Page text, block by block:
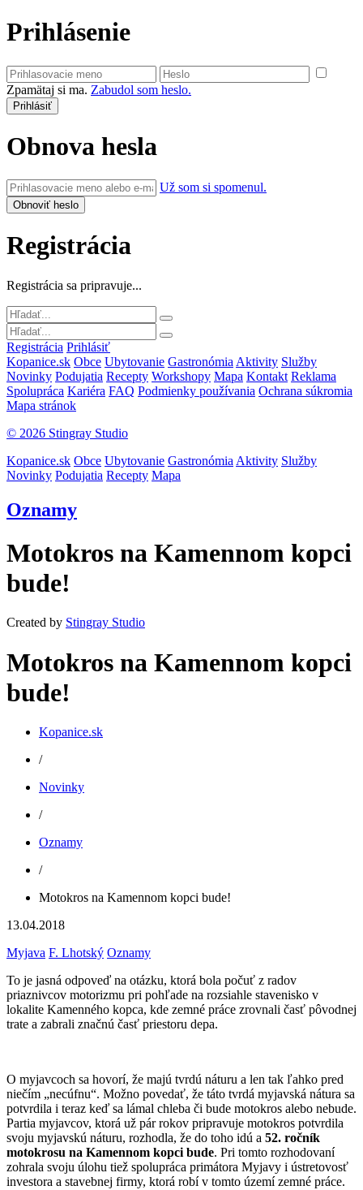
Prihlásenie
Zpamätaj si ma. Zabudol som heslo.
Obnova hesla
Už som si spomenul.
Registrácia
Registrácia sa pripravuje...
Registrácia Prihlásiť
Kopanice.sk Obce Ubytovanie Gastronómia Aktivity Služby
Novinky Podujatia Recepty Workshopy Mapa Kontakt Reklama
Spolupráca Kariéra FAQ Podmienky používania Ochrana súkromia
Mapa stránok
© 2026 Stingray Studio
Kopanice.sk Obce Ubytovanie Gastronómia Aktivity Služby
Novinky Podujatia Recepty Mapa
Oznamy
Motokros na Kamennom kopci
bude!
Created by Stingray Studio
Motokros na Kamennom kopci
bude!
Kopanice.sk
/
Novinky
/
Oznamy
/
Motokros na Kamennom kopci bude!
13.04.2018
Myjava F. Lhotský Oznamy
To je jasná odpoveď na otázku, ktorá bola počuť z radov
priaznivcov motorizmu pri pohľade na rozsiahle stavenisko v
lokalite Kamenného kopca, kde zemné práce zrovnali časť pôvodnej
trate a zabrali značnú časť priestoru depa.
O myjavcoch sa hovorí, že majú tvrdú náturu a len tak ľahko pred
niečím „necúfnu“. Možno povedať, že táto tvrdá myjavská nátura sa
potvrdila i teraz keď sa lámal chleba či bude motokros alebo nebude.
Partia myjavcov, ktorá už pár rokov pripravuje motokros potvrdila
svoju myjavskú náturu, rozhodla, že do toho idú a 52. ročník
motokrosu na Kamennom kopci bude. Pri tomto rozhodovaní
zohrala svoju úlohu tiež spolupráca primátora Myjavy i ústretovosť
investora a stavebnej firmy, ktorá robí v tomto území zemné práce.